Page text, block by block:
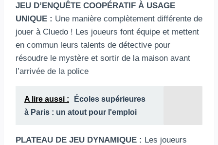
JEU D’ENQUÊTE COOPÉRATIF À USAGE
UNIQUE : Une manière complètement différente de
jouer à Cluedo ! Les joueurs font équipe et mettent
en commun leurs talents de détective pour
résoudre le mystère et sortir de la maison avant
l’arrivée de la police
A lire aussi :
Écoles supérieures
à Paris : un atout pour l'emploi
PLATEAU DE JEU DYNAMIQUE : Les joueurs